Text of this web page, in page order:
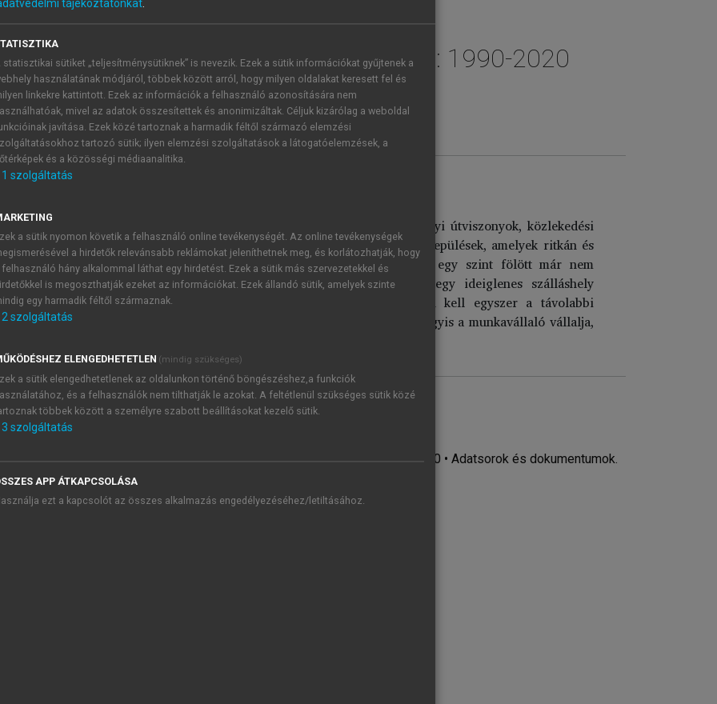
cél- és eszközrendszerének 30 éve: 1990-2020
távolságot (a napi ingázási lehetőséget) nagyban leszűkítik a helyi útviszonyok, közlekedési
szállítással), mert egyrészt vannak közlekedési vakfoltok és zsáktelepülések, amelyek ritkán és
egyúttal igen jelentős időráfordításbeli többletet is jelent, amelyet egy szint fölött már nem
részben – áthidalni az átmeneti lakhatás megoldhatóvá tétele, egy ideiglenes szálláshely
fenntartásának támogatása. Ezzel a megoldással „csak” a hét elején kell egyszer a távolabbi
közelében lehet valamilyen átmeneti szállásmegoldást találni, vagyis a munkavállaló vállalja,
a hét végén.
foglalkoztatáspolitika cél- és eszközrendszerének 30 éve: 1990–2020 • Adatsorok és dokumentumok.
és eszközök
tájékoztatónkat
statisztikai sütiket „teljesítménysütiknek” is nevezik. Ezek a sütik információkat gyűjtenek a
használatának módjáról, többek között arról, hogy milyen oldalakat keresett fel és
linkekre kattintott. Ezek az információk a felhasználó azonosítására nem
mivel az adatok összesítettek és anonimizáltak. Céljuk kizárólag a weboldal
javítása. Ezek közé tartoznak a harmadik féltől származó elemzési
tartozó sütik; ilyen elemzési szolgáltatások a látogatóelemzések, a
és a közösségi médiaanalitika.
1 szolgáltatás
a sütik nyomon követik a felhasználó online tevékenységét. Az online tevékenységek
a hirdetők relevánsabb reklámokat jeleníthetnek meg, és korlátozhatják, hogy
felhasználó hány alkalommal láthat egy hirdetést. Ezek a sütik más szervezetekkel és
is megoszthatják ezeket az információkat. Ezek állandó sütik, amelyek szinte
egy harmadik féltől származnak.
2 szolgáltatás
ELENGEDHETETLEN (mindig szükséges)
a sütik elengedhetetlenek az oldalunkon történő böngészéshez,a funkciók
és a felhasználók nem tilthatják le azokat. A feltétlenül szükséges sütik közé
többek között a személyre szabott beállításokat kezelő sütik.
3 szolgáltatás
APP ÁTKAPCSOLÁSA
ezt a kapcsolót az összes alkalmazás engedélyezéséhez/letiltásához.